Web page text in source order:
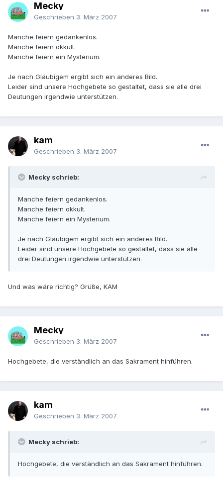
Mecky
Geschrieben 3. März 2007
Manche feiern gedankenlos.
Manche feiern okkult.
Manche feiern ein Mysterium.
Je nach Gläubigem ergibt sich ein anderes Bild.
Leider sind unsere Hochgebete so gestaltet, dass sie alle drei
Deutungen irgendwie unterstützen.
kam
Geschrieben 3. März 2007
Mecky schrieb:
Manche feiern gedankenlos.
Manche feiern okkult.
Manche feiern ein Mysterium.
Je nach Gläubigem ergibt sich ein anderes Bild.
Leider sind unsere Hochgebete so gestaltet, dass sie alle
drei Deutungen irgendwie unterstützen.
Und was wäre richtig? Grüße, KAM
Mecky
Geschrieben 3. März 2007
Hochgebete, die verständlich an das Sakrament hinführen.
kam
Geschrieben 3. März 2007
Mecky schrieb:
Hochgebete, die verständlich an das Sakrament hinführen.